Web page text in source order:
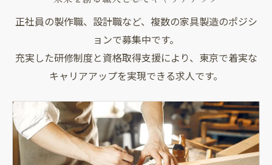
正社員の製作職、設計職など、複数の家具製造のポジシ
ョンで募集中です。
充実した研修制度と資格取得支援により、東京で着実な
キャリアアップを実現できる求人です。